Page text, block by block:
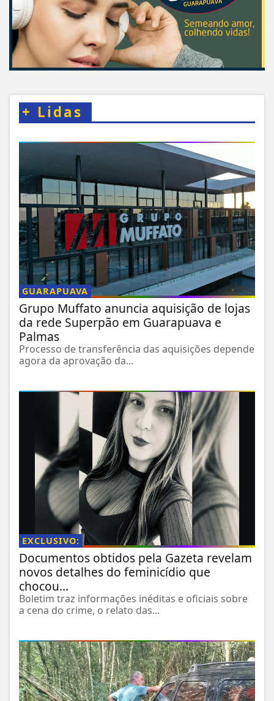
+ Lidas
GUARAPUAVA
Grupo Muffato anuncia aquisição de lojas
da rede Superpão em Guarapuava e
Palmas
Processo de transferência das aquisições depende
agora da aprovação da...
EXCLUSIVO:
Documentos obtidos pela Gazeta revelam
novos detalhes do feminicídio que
chocou...
Boletim traz informações inéditas e oficiais sobre
a cena do crime, o relato das...